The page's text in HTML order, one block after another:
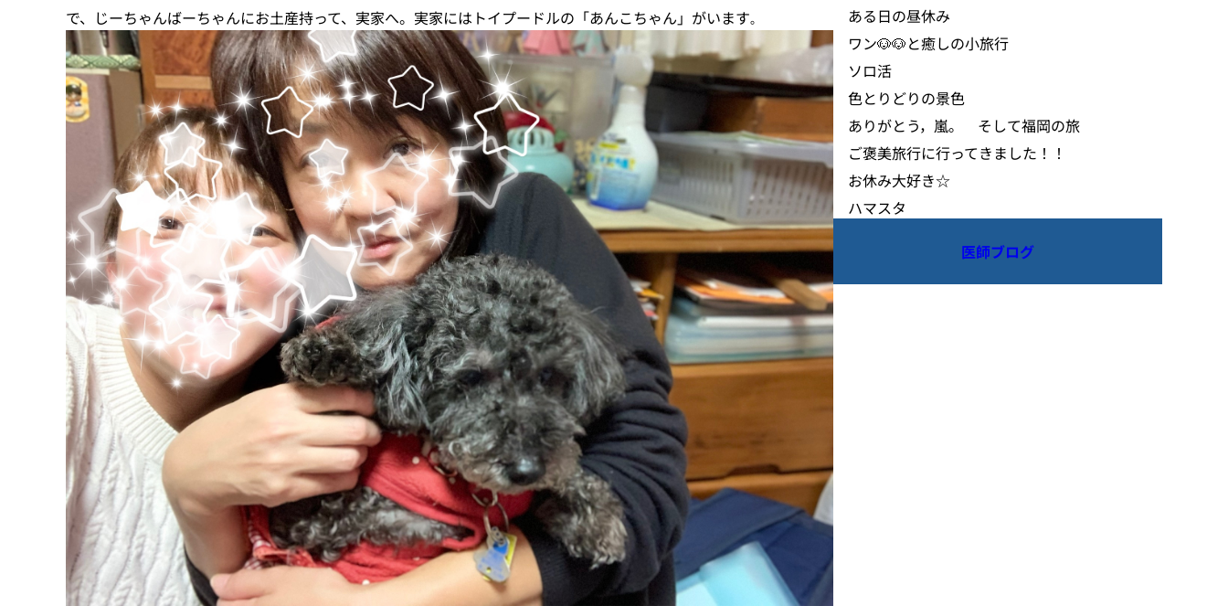
で、じーちゃんばーちゃんにお土産持って、実家へ。実家にはトイプードルの「あんこちゃん」がいます。
ある日の昼休み
ワン🐶🐶と癒しの小旅行
ソロ活
色とりどりの景色
ありがとう，嵐。 そして福岡の旅
ご褒美旅行に行ってきました！！
お休み大好き☆
ハマスタ
医師ブログ